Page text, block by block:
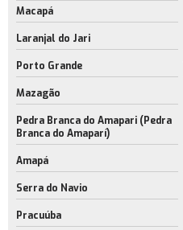
Macapá
Laranjal do Jari
Porto Grande
Mazagão
Pedra Branca do Amapari (Pedra
Branca do Amaparí)
Amapá
Serra do Navio
Pracuúba